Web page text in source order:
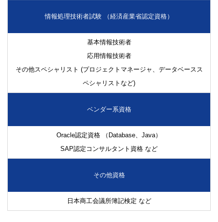
情報処理技術者試験 （経済産業省認定資格）
基本情報技術者
応用情報技術者
その他スペシャリスト (プロジェクトマネージャ、データベースス
ペシャリストなど)
ベンダー系資格
Oracle認定資格 （Database、Java）
SAP認定コンサルタント資格 など
その他資格
日本商工会議所簿記検定 など